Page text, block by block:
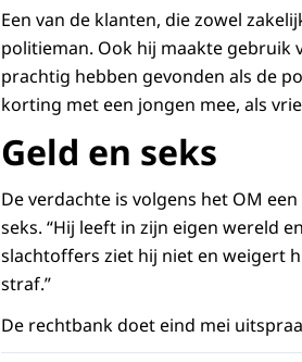
Een van de klanten, die zowel
politieman. Ook hij maakte gebruik
prachtig hebben gevonden als de
korting met een jongen mee, als
Geld en seks
De verdachte is volgens het OM
seks. “Hij leeft in zijn eigen wereld
slachtoffers ziet hij niet en weigert
straf.”
De rechtbank doet eind mei